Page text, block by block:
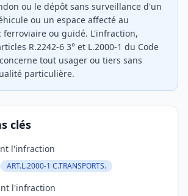
ou le dépôt sans surveillance d'un
ou un espace affecté au
ou guidé. L'infraction,
R.2242-6 3° et L.2000-1 du Code
tout usager ou tiers sans
particulière.
clés
l'infraction
ART.L.2000-1 C.TRANSPORTS.
l'infraction